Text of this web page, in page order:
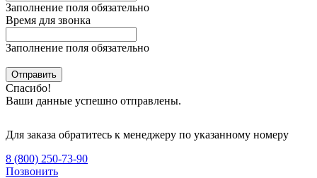
Заполнение поля обязательно
Время для звонка
Заполнение поля обязательно
Спасибо!
Ваши данные успешно отправлены.
Для заказа обратитесь к менеджеру по указанному номеру
8 (800) 250-73-90
Позвонить